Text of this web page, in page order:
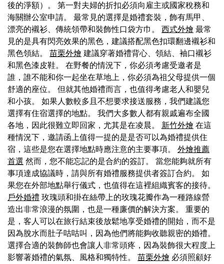
後的淨額）。 第一對夫婦的折扣必須向雇主或國家稅務和
海關辦公室申請。 最常見的選擇是婚禮套裝，飾有馬甲、
漂亮的襯衫、傳統領帶和裝飾性口袋方巾。 西式外燴 最常
見的是具有閃亮效果的黑色，建議搭配黑色扣環翻邊襯衫和
黑色領結。 苗栗外燴 建議穿著婚禮背心、領結、袖口襯衫
和黑色漆皮鞋。 在野餐的情況下，你必須考慮受邀者是
誰，誰不能和你一起坐在草地上，你必須為祖父母提供一個
舒適的座位。 但就其他婚禮而言，也值得考慮老人和嬰兒
和小孩。 如果人數較多且不想要求接送服務，我們建議您
選擇有住宿選擇的地點。 我們大多數人都有親戚遍布全國
各地，因此很難立即回家，尤其是在凌晨。 新竹外燴 在這
種情況下，邀請函上值得一提的是是否可以為婚禮提供住
宿，這些是您在選擇地點時應注意的主要事項。 外燴推薦
首選 然而，您不能忘記的是合約的簽訂。 當您能夠就所有
事項達成協議時，請與所有婚禮服務提供者簽訂合約。 如
果您在外部地點舉行儀式，也值得在這裡組織賓客的接待。
戶外婚禮 玫瑰頭和掛在絲帶上的玫瑰花瓣作為一種路線營
造出非常浪漫的氛圍，也是一種廉價的解決方案。 重要的
是，客人可以在旅行結束後放鬆地享受婚禮的開始，而不是
因為脫水而肚子咕咕叫，因為他們將能夠收聽親密的婚禮。
選擇合適的裝飾師也會讓人非常頭疼，因為裝飾很大程度上
影響著婚禮的氣氛、風格和獨特性。 苗栗外燴 必須照顧好